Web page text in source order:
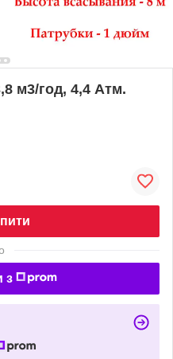
м3/год, 4,4 Атм.
з